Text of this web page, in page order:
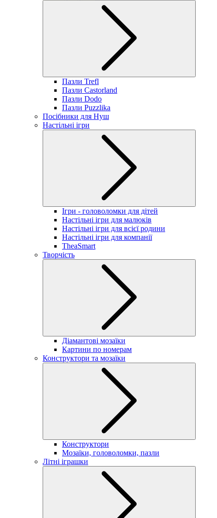
Пазли Trefl
Пазли Castorland
Пазли Dodo
Пазли Puzzlika
Посібники для Нуш
Настільні ігри
Ігри - головоломки для дітей
Настільні ігри для малюків
Настільні ігри для всієї родини
Настільні ігри для компанії
TheaSmart
Творчість
Діамантові мозаїки
Картини по номерам
Конструктори та мозаїки
Конструктори
Мозаїки, головоломки, пазли
Літні іграшки